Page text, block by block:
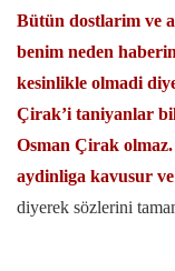
Bütün dostlarim ve
benim neden
kesinlikle olmadi
Çirak’i taniyanlar
Osman Çirak
aydinliga kavusur
diyerek sözlerini